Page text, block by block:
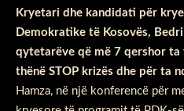
Kryetari dhe kandidati për
Demokratike të Kosovës,
qytetarëve që më 7 qershor ta
thënë STOP krizës dhe për ta
Hamza, në një konferencë për